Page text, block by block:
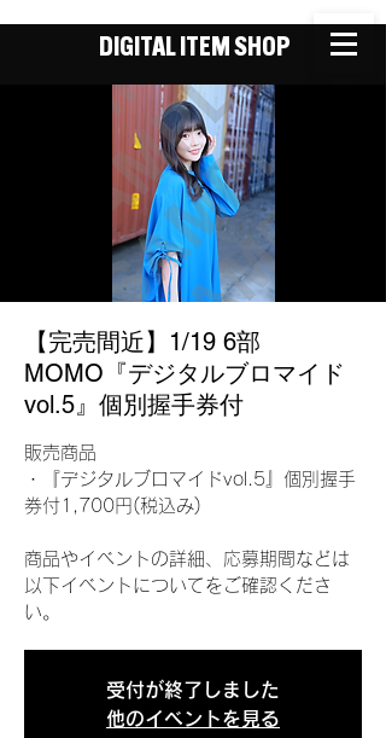
DIGITAL ITEM SHOP
【完売間近】1/19 6部
MOMO『デジタルブロマイド
vol.5』個別握手券付
販売商品
・『デジタルブロマイドvol.5』個別握手
券付1,700円(税込み)
商品やイベントの詳細、応募期間などは
以下イベントについてをご確認くださ
い。
受付が終了しました
他のイベントを見る